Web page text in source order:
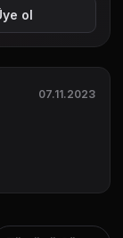
ol
07.11.2023